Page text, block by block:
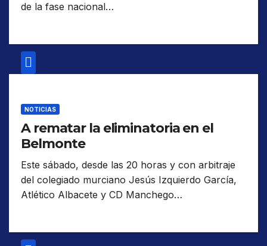
de la fase nacional…
NOTICIAS
A rematar la eliminatoria en el
Belmonte
Este sábado, desde las 20 horas y con arbitraje
del colegiado murciano Jesús Izquierdo García,
Atlético Albacete y CD Manchego…